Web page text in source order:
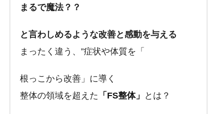
まるで魔法？？
と言わしめるような改善と感動を与える
まったく違う、”症状や体質を「
根っこから改善」に導く
整体の領域を超えた 「FS整体」 とは？